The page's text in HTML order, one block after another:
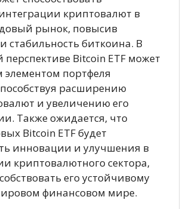
криптовалют в
рынок, повысив
стабильность биткоина. В
перспективе Bitcoin ETF может
портфеля
расширению
и увеличению его
Также ожидается, что
Bitcoin ETF будет
инновации и улучшения в
криптовалютного сектора,
его устойчивому
финансовом мире.